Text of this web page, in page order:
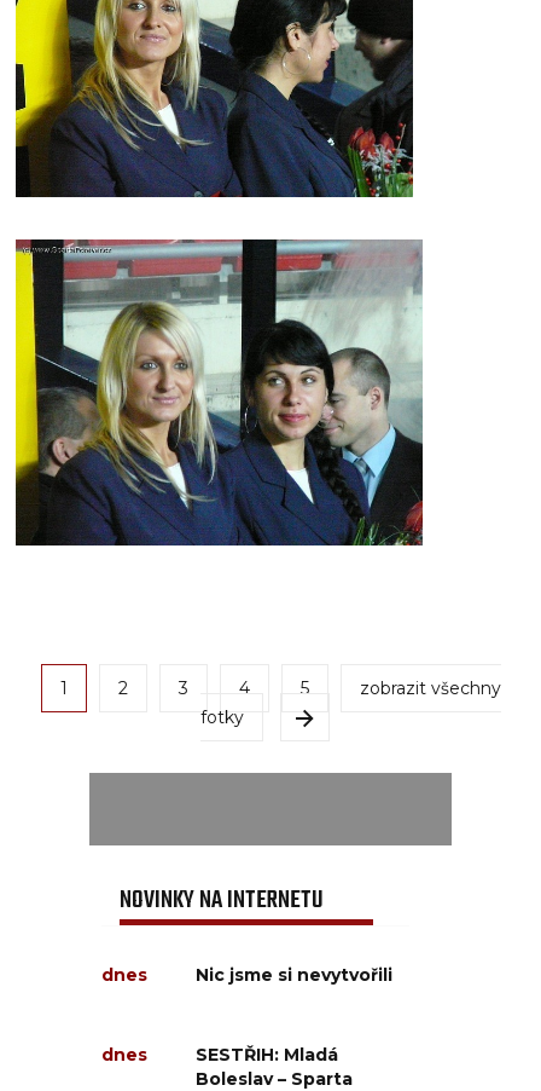
1 2 3 4 5
zobrazit všechny
fotky
NOVINKY NA INTERNETU
dnes Nic jsme si nevytvořili
dnes
SESTŘIH: Mladá
Boleslav – Sparta